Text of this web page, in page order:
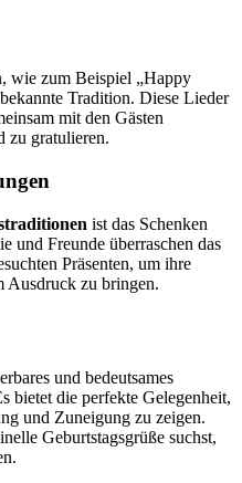
wie zum Beispiel „Happy
Tradition. Diese Lieder
mit den Gästen
zu gratulieren.
ist das Schenken
und Freunde überraschen das
Präsenten, um ihre
Ausdruck zu bringen.
und bedeutsames
bietet die perfekte Gelegenheit,
und Zuneigung zu zeigen.
Geburtstagsgrüße suchst,